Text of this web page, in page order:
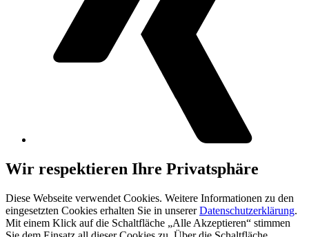
Wir respektieren Ihre Privatsphäre
Diese Webseite verwendet Cookies. Weitere Informationen zu den
eingesetzten Cookies erhalten Sie in unsererDatenschutzerklärung.
Mit einem Klick auf die Schaltfläche „Alle Akzeptieren“ stimmen